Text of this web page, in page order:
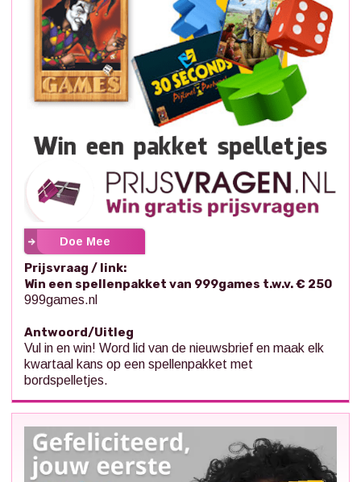
Doe Mee
Prijsvraag / link:
Win een spellenpakket van 999games t.w.v. € 250
999games.nl
Antwoord/Uitleg
Vul in en win! Word lid van de nieuwsbrief en maak elk
kwartaal kans op een spellenpakket met
bordspelletjes.